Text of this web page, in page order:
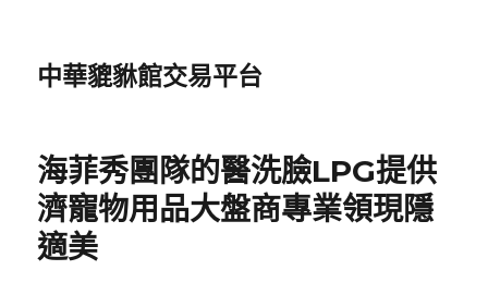
中華貔貅館交易平台
海菲秀團隊的醫洗臉LPG提供
濟寵物用品大盤商專業領現隱
適美